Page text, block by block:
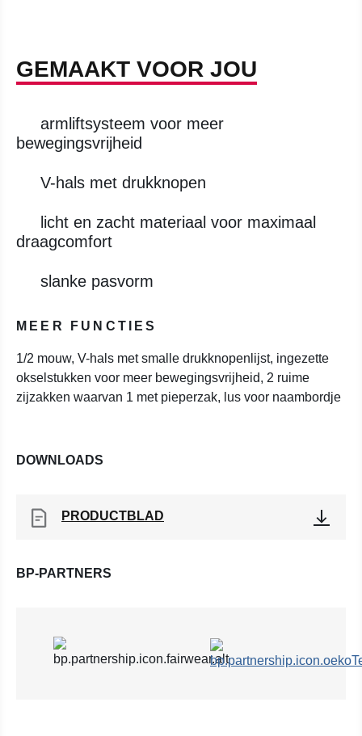
GEMAAKT VOOR JOU
armliftsysteem voor meer
bewegingsvrijheid
V-hals met drukknopen
licht en zacht materiaal voor maximaal
draagcomfort
slanke pasvorm
MEER FUNCTIES
1/2 mouw, V-hals met smalle drukknopenlijst, ingezette
okselstukken voor meer bewegingsvrijheid, 2 ruime
zijzakken waarvan 1 met pieperzak, lus voor naambordje
DOWNLOADS
PRODUCTBLAD
BP-PARTNERS